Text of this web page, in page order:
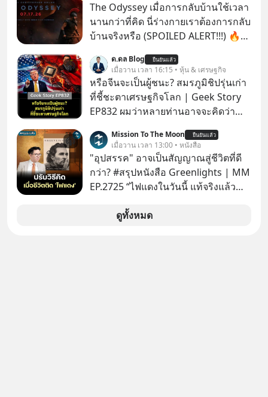
The Odyssey เมื่อการกลับบ้านใช้เวลา
นานกว่าที่คิด นี่ร่างกายเราต้องการกลับ
บ้านจริงหรือ (SPOILED ALERT!!!) 🔥
ด.ดล Blog ยืนยันแล้ว
เมื่อวาน เวลา 16:15 • หุ้น & เศรษฐกิจ
หรือจีนจะเป็นผู้ชนะ? สมรภูมิชิปรุ่นเก่า
ที่ชี้ชะตาเศรษฐกิจโลก | Geek Story
EP832 ผมว่าหลายท่านอาจจะคิดว่า
คิดใหม่ได้เลยครับ! ในขณะที่โลกโฟกัส
ชิป 3 นาโนเมตร แต่จีนกำลังเดินเกมที่
น่ากลัวกว่า โดยการเข้ายึดครองตลาด
‘Legacy Chips’ หรือชิปรุ่นเก่า ฟังดูไร้
EV, อุปกรณ์การแพทย์ ไปจนถึง
ขีปนาวุธ! จีนกำลังใช้ ‘Playbook’ เดิมที่
Mission To The Moon ยืนยันแล้ว
เมื่อวาน เวลา 13:00 • หนังสือ
"อุปสรรค" อาจเป็นสัญญาณสู่ชีวิตที่ดี
กว่า? #สรุปหนังสือ Greenlights | MM
EP.2725 “ไฟแดงในวันนี้ แท้จริงแล้ว
เปลี่ยนสี” McConaughey ดาราดาวรุ่ง
ดูทั้งหมด